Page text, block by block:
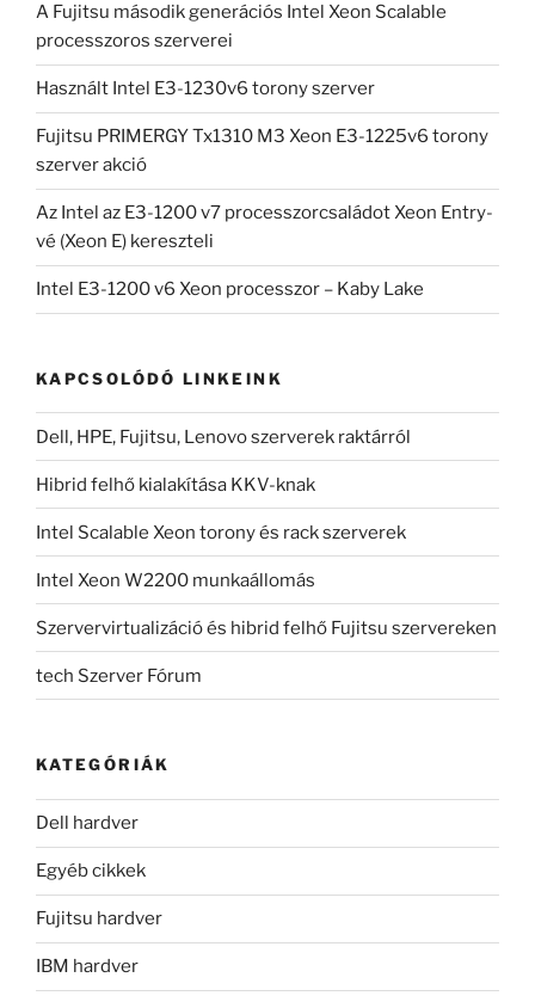
A Fujitsu második generációs Intel Xeon Scalable
processzoros szerverei
Használt Intel E3-1230v6 torony szerver
Fujitsu PRIMERGY Tx1310 M3 Xeon E3-1225v6 torony
szerver akció
Az Intel az E3-1200 v7 processzorcsaládot Xeon Entry-
vé (Xeon E) kereszteli
Intel E3-1200 v6 Xeon processzor – Kaby Lake
KAPCSOLÓDÓ LINKEINK
Dell, HPE, Fujitsu, Lenovo szerverek raktárról
Hibrid felhő kialakítása KKV-knak
Intel Scalable Xeon torony és rack szerverek
Intel Xeon W2200 munkaállomás
Szervervirtualizáció és hibrid felhő Fujitsu szervereken
tech Szerver Fórum
KATEGÓRIÁK
Dell hardver
Egyéb cikkek
Fujitsu hardver
IBM hardver